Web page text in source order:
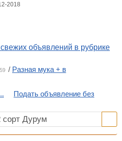
2018
объявлений в рубрике
/ Разная мука + в
Подать объявление без